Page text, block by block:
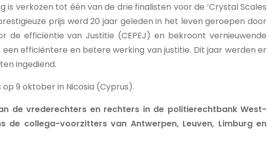
is verkozen tot één van de drie finalisten voor de ‘Crystal Scales
prijs werd 20 jaar geleden in het leven geroepen door
de efficiëntie van Justitie (CEPEJ) en bekroont vernieuwende
efficiëntere en betere werking van justitie. Dit jaar werden er
ingediend.
9 oktober in Nicosia (Cyprus).
de vrederechters en rechters in de politierechtbank West-
de collega-voorzitters van Antwerpen, Leuven, Limburg en